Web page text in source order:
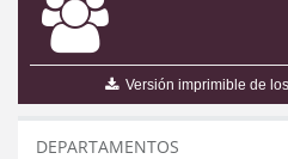
Versión imprimible de
DEPARTAMENTOS